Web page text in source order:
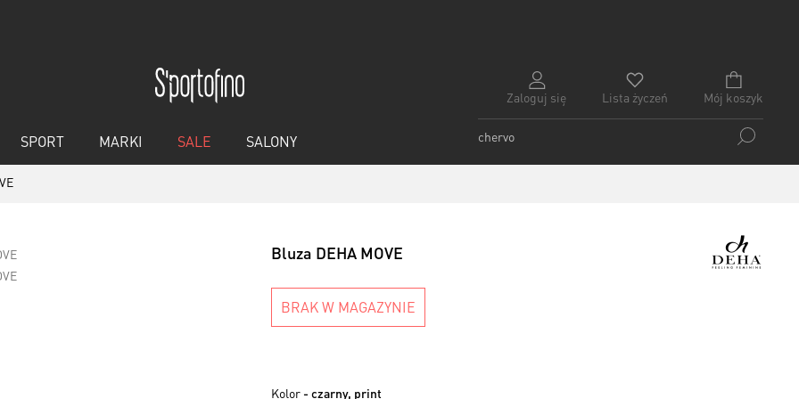
Zaloguj się Mój koszyk
Lista życzeń
SPORT MARKI SALE SALONY
Bluza DEHA MOVE
BRAK W MAGAZYNIE
Kolor - czarny, print